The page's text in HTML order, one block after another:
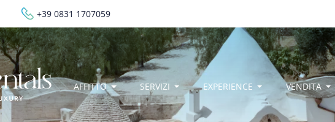
+39 0831 1707059
Megamenu
AFFITTO SERVIZI EXPERIENCE VENDITA